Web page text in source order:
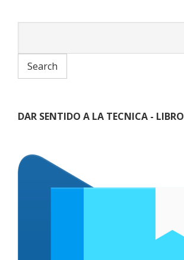
DAR SENTIDO A LA TECNICA - LIBRO